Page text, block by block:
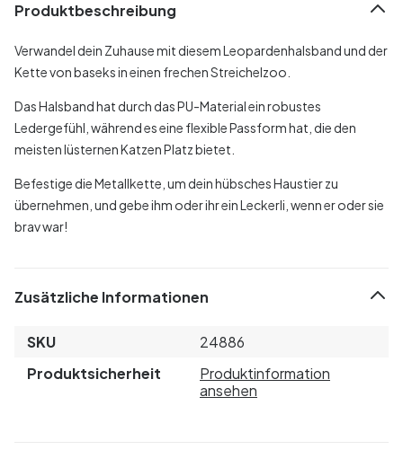
Produktbeschreibung
Verwandel dein Zuhause mit diesem Leopardenhalsband und der
Kette von baseks in einen frechen Streichelzoo.
Das Halsband hat durch das PU-Material ein robustes
Ledergefühl, während es eine flexible Passform hat, die den
meisten lüsternen Katzen Platz bietet.
Befestige die Metallkette, um dein hübsches Haustier zu
übernehmen, und gebe ihm oder ihr ein Leckerli, wenn er oder sie
brav war!
Zusätzliche Informationen
SKU
24886
Produktsicherheit
Produktinformation
ansehen